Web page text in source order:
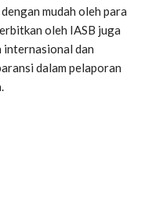
mudah oleh para
oleh IASB juga
internasional dan
dalam pelaporan